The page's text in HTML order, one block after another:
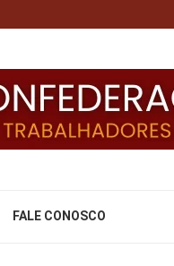
FALE CONOSCO